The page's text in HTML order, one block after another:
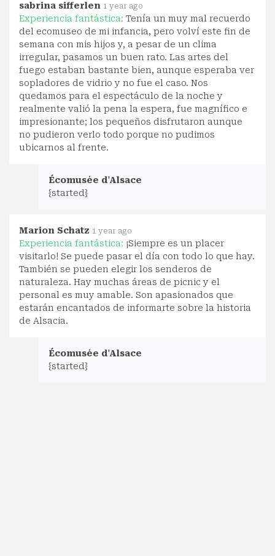
sabrina sifferlen 1 year ago
Experiencia fantástica: Tenía un muy mal recuerdo
del ecomuseo de mi infancia, pero volví este fin de
semana con mis hijos y, a pesar de un clima
irregular, pasamos un buen rato. Las artes del
fuego estaban bastante bien, aunque esperaba ver
sopladores de vidrio y no fue el caso. Nos
quedamos para el espectáculo de la noche y
realmente valió la pena la espera, fue magnífico e
impresionante; los pequeños disfrutaron aunque
no pudieron verlo todo porque no pudimos
ubicarnos al frente.
Écomusée d'Alsace
{started}
Marion Schatz 1 year ago
Experiencia fantástica: ¡Siempre es un placer
visitarlo! Se puede pasar el día con todo lo que hay.
También se pueden elegir los senderos de
naturaleza. Hay muchas áreas de picnic y el
personal es muy amable. Son apasionados que
estarán encantados de informarte sobre la historia
de Alsacia.
Écomusée d'Alsace
{started}